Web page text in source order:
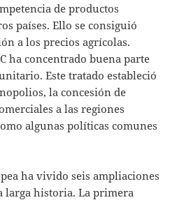
de productos
países. Ello se consiguió
a los precios agrícolas.
ha concentrado buena parte
Este tratado estableció
la concesión de
a las regiones
algunas políticas comunes
ha vivido seis ampliaciones
larga historia. La primera